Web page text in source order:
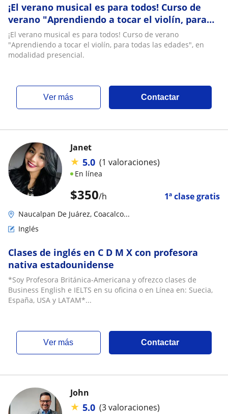
¡El verano musical es para todos! Curso de
verano "Aprendiendo a tocar el violín, para
todas las edades", en modalidad presencial
¡El verano musical es para todos! Curso de verano
"Aprendiendo a tocar el violín, para todas las edades", en
modalidad presencial.
ver más Contactar
$350/h 1ª clase gratis
Janet
★ 5.0 (1 valoraciones)
En línea
Naucalpan De Juárez, Coacalco...
Inglés
Clases de inglés en C D M X con profesora
nativa estadounidense
*Soy Profesora Británica-Americana y ofrezco clases de
Business English e IELTS en su oficina o en Línea en: Suecia,
España, USA y LATAM*...
ver más Contactar
John
★ 5.0 (3 valoraciones)